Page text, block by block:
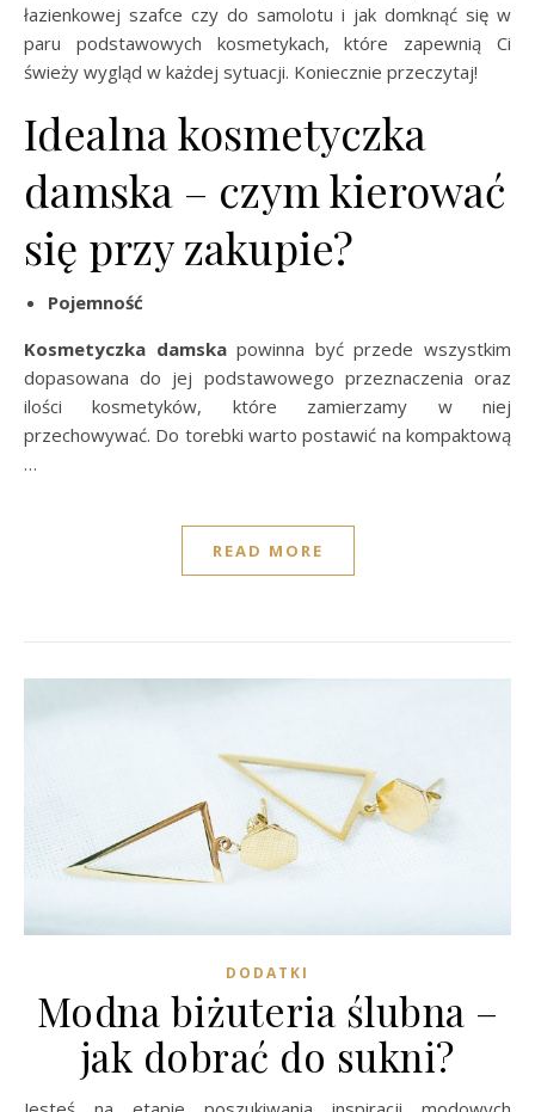
łazienkowej szafce czy do samolotu i jak domknąć się w
paru podstawowych kosmetykach, które zapewnią Ci
świeży wygląd w każdej sytuacji. Koniecznie przeczytaj!
Idealna kosmetyczka
damska – czym kierować
się przy zakupie?
Pojemność
Kosmetyczka damskapowinna być przede wszystkim
dopasowana do jej podstawowego przeznaczenia oraz
ilości kosmetyków, które zamierzamy w niej
przechowywać. Do torebki warto postawić na kompaktową
…
READ MORE
DODATKI
Modna biżuteria ślubna –
jak dobrać do sukni?